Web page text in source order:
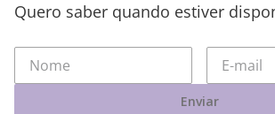
Quero saber quando estiver
Enviar